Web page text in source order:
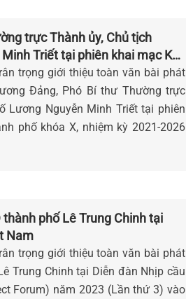
trực Thành ủy, Chủ tịch
Triết tại phiên khai mạc Kỳ
X, nhiệm kỳ 2021-2026
trọng giới thiệu toàn văn bài phát
Đảng, Phó Bí thư Thường trực
Lương Nguyễn Minh Triết tại phiên
phố khóa X, nhiệm kỳ 2021-2026
phố Lê Trung Chinh tại
Nam
trọng giới thiệu toàn văn bài phát
Trung Chinh tại Diễn đàn Nhịp cầu
Forum) năm 2023 (Lần thứ 3) vào